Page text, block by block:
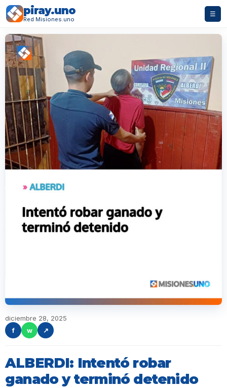
piray.uno
Red Misiones.uno
☰
diciembre 28, 2025
f
w ↗
ALBERDI: Intentó robar
ganado y terminó detenido